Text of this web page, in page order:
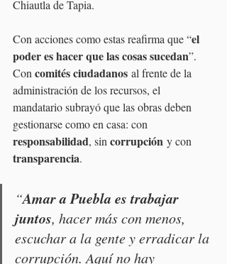
Chiautla de Tapia.
Con acciones como estas reafirma que “el
poder es hacer que las cosas sucedan”.
Con comités ciudadanos al frente de la
administración de los recursos, el
mandatario subrayó que las obras deben
gestionarse como en casa: con
responsabilidad, sin corrupción y con
transparencia.
“Amar a Puebla es trabajar
juntos, hacer más con menos,
escuchar a la gente y erradicar la
corrupción. Aquí no hay